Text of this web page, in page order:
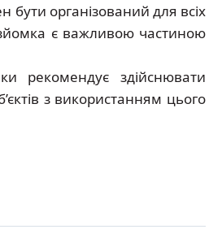
бути організований для всіх
є важливою частиною
рекомендує здійснювати
з використанням цього